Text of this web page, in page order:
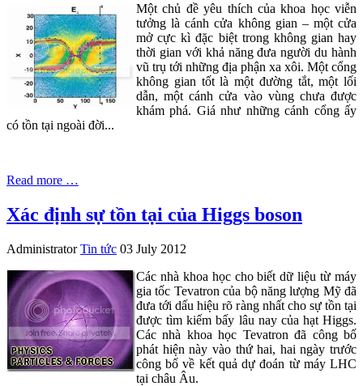
Một chủ đề yêu thích của khoa học viễn
tưởng là cánh cửa không gian – một cửa
mở cực kì đặc biệt trong không gian hay
thời gian với khả năng đưa người du hành
vũ trụ tới những địa phận xa xôi. Một cổng
không gian tốt là một đường tắt, một lối
dẫn, một cánh cửa vào vùng chưa được
khám phá. Giá như những cánh cổng ấy
có tồn tại ngoài đời...
Read more …
Xác định sự tồn tại của Higgs boson
Administrator Tin tức 03 July 2012
Các nhà khoa học cho biết dữ liệu từ máy
gia tốc Tevatron của bộ năng lượng Mỹ đã
đưa tới dấu hiệu rõ ràng nhất cho sự tồn tại
được tìm kiếm bấy lâu nay của hạt Higgs.
Các nhà khoa học Tevatron đã công bố
phát hiện này vào thứ hai, hai ngày trước
công bố về kết quả dự đoán từ máy LHC
tại châu Âu.